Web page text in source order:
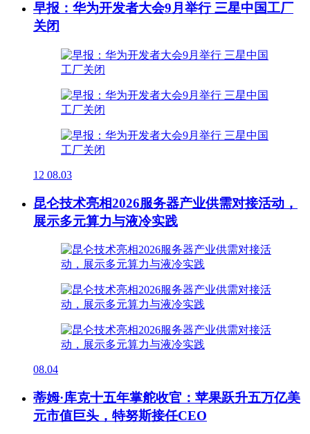
早报：华为开发者大会9月举行 三星中国工厂
关闭
12 08.03
昆仑技术亮相2026服务器产业供需对接活动，
展示多元算力与液冷实践
08.04
蒂姆·库克十五年掌舵收官：苹果跃升五万亿美
元市值巨头，特努斯接任CEO